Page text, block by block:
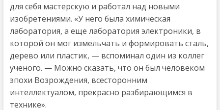
для себя мастерскую и работал над новыми
изобретениями. «У него была химическая
лаборатория, а еще лаборатория электроники, в
которой он мог измельчать и формировать сталь,
дерево или пластик, — вспоминал один из коллег
ученого. — Можно сказать, что он был человеком
эпохи Возрождения, всесторонним
интеллектуалом, прекрасно разбирающимся в
технике».